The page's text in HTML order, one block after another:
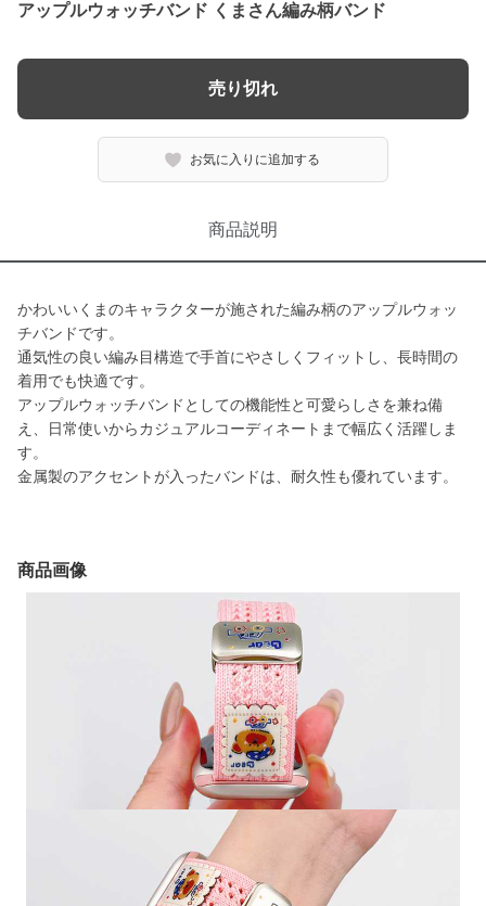
アップルウォッチバンド くまさん編み柄バンド
売り切れ
お気に入りに追加する
商品説明
かわいいくまのキャラクターが施された編み柄のアップルウォッ
チバンドです。
通気性の良い編み目構造で手首にやさしくフィットし、長時間の
着用でも快適です。
アップルウォッチバンドとしての機能性と可愛らしさを兼ね備
え、日常使いからカジュアルコーディネートまで幅広く活躍しま
す。
金属製のアクセントが入ったバンドは、耐久性も優れています。
商品画像